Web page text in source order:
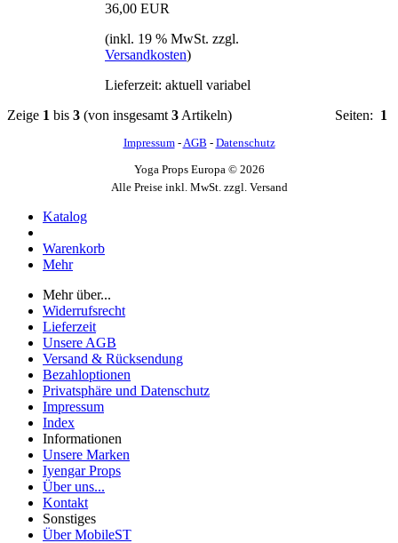
36,00 EUR
(inkl. 19 % MwSt. zzgl.
Versandkosten)
Lieferzeit: aktuell variabel
Zeige 1 bis 3 (von insgesamt 3 Artikeln) Seiten: 1
Impressum-AGB - Datenschutz
Yoga Props Europa © 2026
Alle Preise inkl. MwSt. zzgl. Versand
Katalog
Warenkorb
Mehr
Mehr über...
Widerrufsrecht
Lieferzeit
Unsere AGB
Versand & Rücksendung
Bezahloptionen
Privatsphäre und Datenschutz
Impressum
Index
Informationen
Unsere Marken
Iyengar Props
Über uns...
Kontakt
Sonstiges
Über MobileST